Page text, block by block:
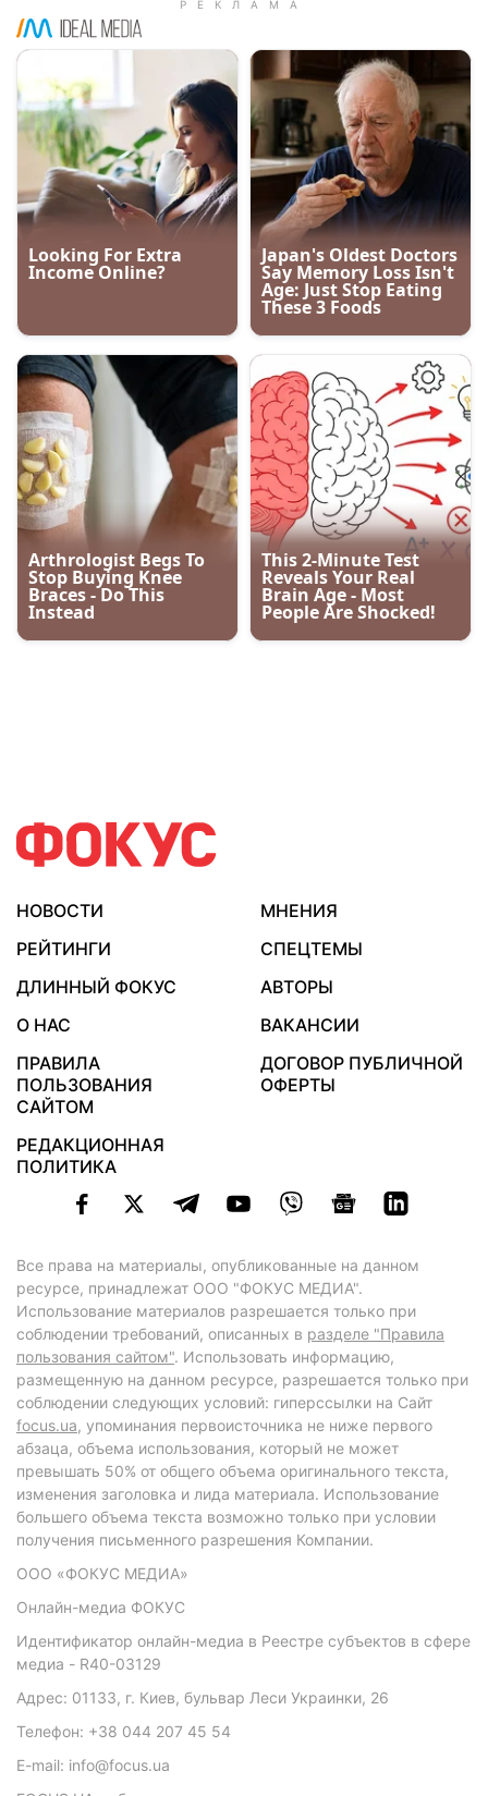
НОВОСТИ
МНЕНИЯ
РЕЙТИНГИ
СПЕЦТЕМЫ
ДЛИННЫЙ ФОКУС
АВТОРЫ
О НАС
ВАКАНСИИ
ПРАВИЛА
ПОЛЬЗОВАНИЯ
САЙТОМ
ДОГОВОР ПУБЛИЧНОЙ
ОФЕРТЫ
РЕДАКЦИОННАЯ
ПОЛИТИКА
Все права на материалы, опубликованные на данном
ресурсе, принадлежат ООО "ФОКУС МЕДИА".
Использование материалов разрешается только при
соблюдении требований, описанных в разделе "Правила
пользования сайтом". Использовать информацию,
размещенную на данном ресурсе, разрешается только при
соблюдении следующих условий: гиперссылки на Сайт
focus.ua, упоминания первоисточника не ниже первого
абзаца, объема использования, который не может
превышать 50% от общего объема оригинального текста,
изменения заголовка и лида материала. Использование
большего объема текста возможно только при условии
получения письменного разрешения Компании.
ООО «ФОКУС МЕДИА»
Онлайн-медиа ФОКУС
Идентификатор онлайн-медиа в Реестре субъектов в сфере
медиа - R40-03129
Адрес: 01133, г. Киев, бульвар Леси Украинки, 26
Телефон: +38 044 207 45 54
E-mail: info@focus.ua